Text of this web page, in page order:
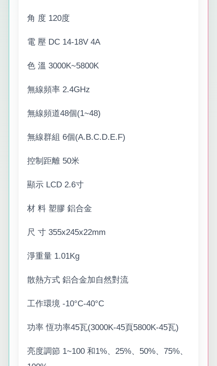
角 度 120度
電 壓 DC 14-18V 4A
色 溫 3000K~5800K
無線頻率 2.4GHz
無線頻道48個(1~48)
無線群組 6個(A.B.C.D.E.F)
控制距離 50米
顯示 LCD 2.6寸
材 料 塑膠 鋁合金
尺 寸 355x245x22mm
淨重量 1.01Kg
散熱方式 鋁合金加自然對流
工作環境 -10°C-40°C
功率 恆功率45瓦(3000K-45頁5800K-45瓦)
亮度調節 1~100 和1%、25%、50%、75%、